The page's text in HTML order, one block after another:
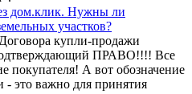
дом.клик. Нужны ли
участков?
купли-продажи
ПРАВО!!!! Все
покупателя! А вот обозначение
- это важно для принятия